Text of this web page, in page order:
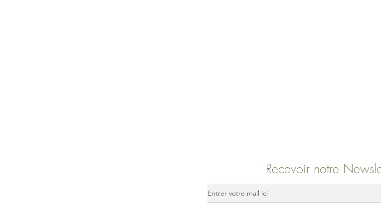
Recevoir notre